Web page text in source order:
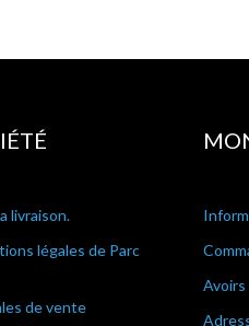
livraison.
légales de Parc
de vente
Avoirs